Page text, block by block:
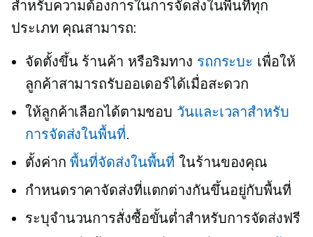
สำหรับความต้องการในการจัดส่งในพื้นที่ทุก
ประเภท คุณสามารถ:
จัดตั้งขึ้น ร้านค้า หรือริมทาง รถกระบะ เพื่อให้
ลูกค้าสามารถรับออเดอร์ได้เมื่อสะดวก
ให้ลูกค้าเลือกได้ตามชอบ วันและเวลาสำหรับ
การจัดส่งในพื้นที่.
ตั้งค่ากพื้นที่จัดส่งในพื้นที่ ในร้านของคุณ
กำหนดราคาจัดส่งที่แตกต่างกันขึ้นอยู่กับพื้นที่
ระบุจำนวนการสั่งซื้อขั้นต่ำสำหรับการจัดส่งฟรี